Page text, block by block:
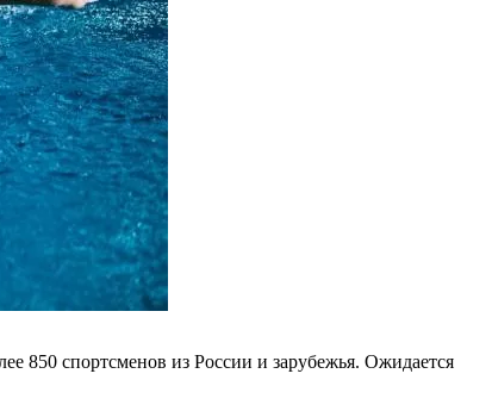
850 спортсменов из России и зарубежья. Ожидается